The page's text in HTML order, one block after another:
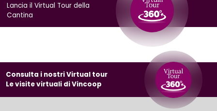
Lancia il Virtual Tour della
Cantina
Consulta i nostri Virtual tour
Le visite virtuali di Vincoop